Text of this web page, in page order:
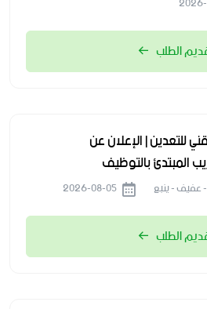
الطلب
للتعدين | الإعلان عن
المبتدئ بالتوظيف
عفيف - ينبع
الطلب